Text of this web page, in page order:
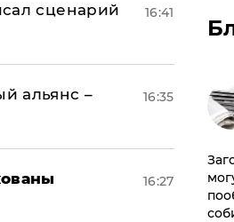
сценарий
16:41
альянс –
16:35
16:27